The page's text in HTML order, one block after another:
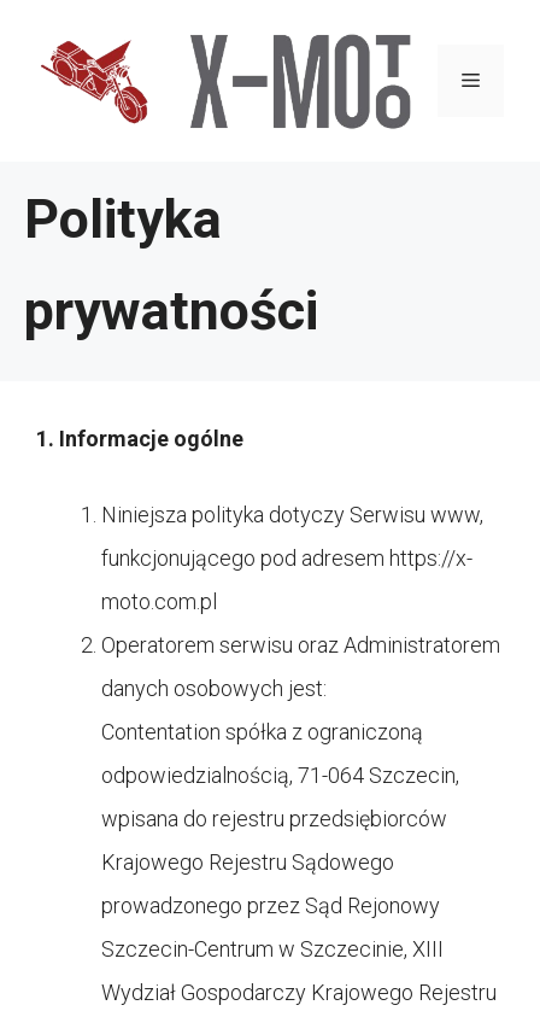
Menu
Polityka
prywatności
1. Informacje ogólne
Niniejsza polityka dotyczy Serwisu www,
funkcjonującego pod adresem https://x-
moto.com.pl
Operatorem serwisu oraz Administratorem
danych osobowych jest:
Contentation spółka z ograniczoną
odpowiedzialnością, 71-064 Szczecin,
wpisana do rejestru przedsiębiorców
Krajowego Rejestru Sądowego
prowadzonego przez Sąd Rejonowy
Szczecin-Centrum w Szczecinie, XIII
Wydział Gospodarczy Krajowego Rejestru